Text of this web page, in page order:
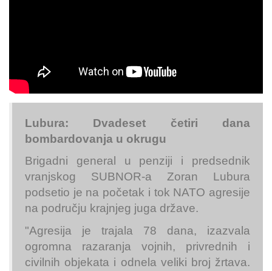
Lubura: Dvadeset četiri dana
bombardovanja u okrugu
Brigadni general u penziji i predsednik
vranjskog SUBNOR-a Zoran Lubura
podsetio je na početak i tok NATO agresije
na području krajnjeg juga države.
"Agresija je trajala 78 dana, izazvala
ogromna razaranja vojnih, privrednih i
civilnih objekata i odnela veliki broj žrtava.